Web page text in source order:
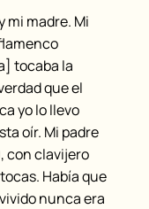
mi madre. Mi
tocaba la
que el
yo lo llevo
oír. Mi padre
con clavijero
Había que
nunca era